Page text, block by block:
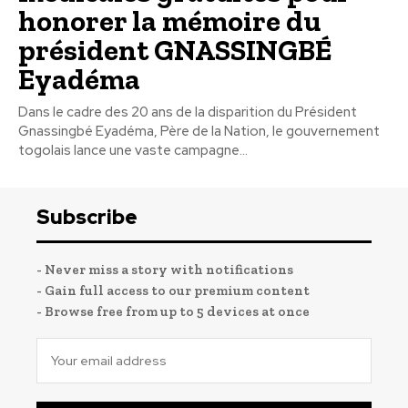
honorer la mémoire du
président GNASSINGBÉ
Eyadéma
Dans le cadre des 20 ans de la disparition du Président
Gnassingbé Eyadéma, Père de la Nation, le gouvernement
togolais lance une vaste campagne...
Subscribe
- Never miss a story with notifications
- Gain full access to our premium content
- Browse free from up to 5 devices at once